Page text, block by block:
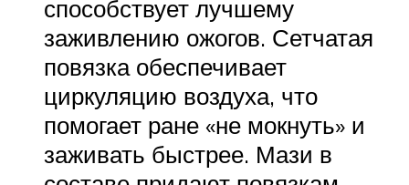
способствует лучшему
заживлению ожогов. Сетчатая
повязка обеспечивает
циркуляцию воздуха, что
помогает ране «не мокнуть» и
заживать быстрее. Мази в